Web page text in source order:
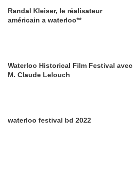
Randal Kleiser, le réalisateur
américain a waterloo**
Waterloo Historical Film Festival avec
M. Claude Lelouch
waterloo festival bd 2022